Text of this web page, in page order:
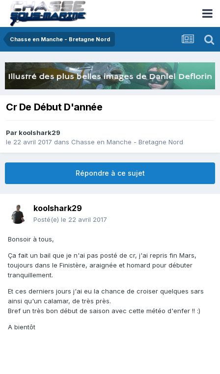
Chasse en Manche - Bretagne Nord
Cr De Début D'année
Par koolshark29
le 22 avril 2017 dans Chasse en Manche - Bretagne Nord
Répondre à ce sujet
koolshark29
Posté(e) le 22 avril 2017
Bonsoir à tous,
Ça fait un bail que je n'ai pas posté de cr, j'ai repris fin Mars,
toujours dans le Finistère, araignée et homard pour débuter
tranquillement.
Et ces derniers jours j'ai eu la chance de croiser quelques sars
ainsi qu'un calamar, de très près.
Bref un très bon début de saison avec cette météo d'enfer !! :)
A bientôt